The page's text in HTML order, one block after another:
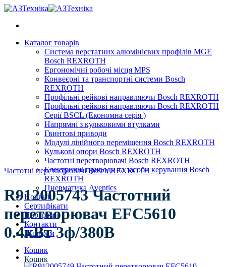
Skip
content
Каталог товарів
Система верстатних алюмінієвих профілів MGE
Bosch REXROTH
Ергономічні робочі місця MPS
Конвеєрні та транспортні системи Bosch
REXROTH
Профільні рейкові направляючи Bosch REXROTH
Профільні рейкові направляючи Bosch REXROTH
Серії BSCL (Економна серія )
Напрямні з кульковими втулками
Гвинтові приводи
Модулі лінійного переміщення Bosch REXROTH
Кулькові опори Bosch REXROTH
Частотні перетворювачі Bosch REXROTH
Електричні приводи та засоби керування Bosch
REXROTH
Пневматика Aventics
Новини
Сертифікати
Програми
Контакти
Дилерам
Кошик
Кошик
Частотні перетворювачі Bosch REXROTH
R912005743 Частотний
перетворювач EFC5610
0.4кВт 3ф/380В